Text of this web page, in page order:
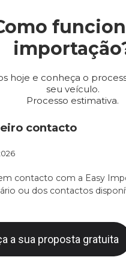
hoje e conheça o
seu veículo.
Processo estimativa.
contacto
contacto com a Easy
ou dos contactos
a sua proposta gratuita